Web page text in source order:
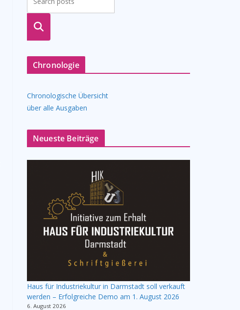
suche
Chronologie
Chronologische Übersicht
über alle Ausgaben
Neueste Beiträge
Haus für Industriekultur in Darmstadt soll verkauft
werden – Erfolgreiche Demo am 1. August 2026
6. August 2026